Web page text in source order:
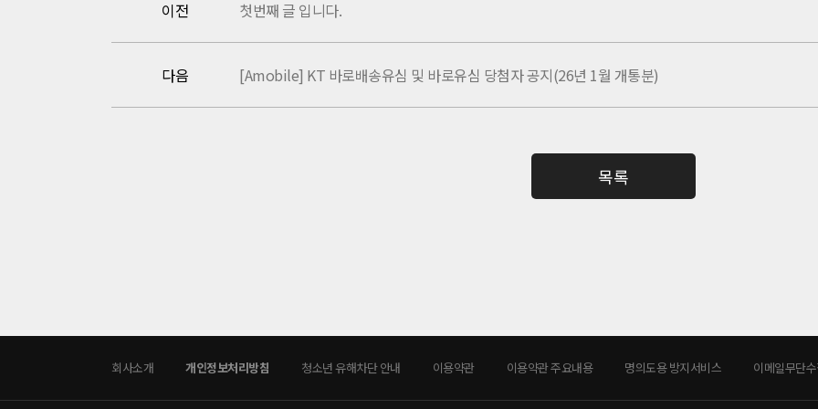
이전 첫번째 글 입니다.
다음 [Amobile] KT 바로배송유심 및 바로유심 당첨자 공지(26년 1월 개통분)
목록
회사소개 개인정보처리방침 청소년 유해차단 안내 이용약관 이용약관 주요내용 명의도용 방지서비스 이메일무단